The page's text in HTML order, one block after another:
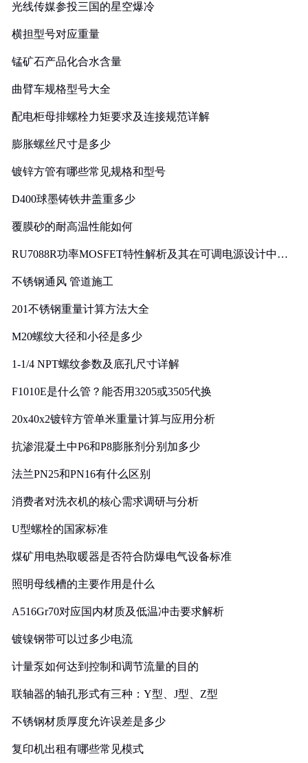
光线传媒参投三国的星空爆冷
横担型号对应重量
锰矿石产品化合水含量
曲臂车规格型号大全
配电柜母排螺栓力矩要求及连接规范详解
膨胀螺丝尺寸是多少
镀锌方管有哪些常见规格和型号
D400球墨铸铁井盖重多少
覆膜砂的耐高温性能如何
RU7088R功率MOSFET特性解析及其在可调电源设计中的
不锈钢通风 管道施工
201不锈钢重量计算方法大全
M20螺纹大径和小径是多少
1-1/4 NPT螺纹参数及底孔尺寸详解
F1010E是什么管？能否用3205或3505代换
20x40x2镀锌方管单米重量计算与应用分析
抗渗混凝土中P6和P8膨胀剂分别加多少
法兰PN25和PN16有什么区别
消费者对洗衣机的核心需求调研与分析
U型螺栓的国家标准
煤矿用电热取暖器是否符合防爆电气设备标准
照明母线槽的主要作用是什么
A516Gr70对应国内材质及低温冲击要求解析
镀镍钢带可以过多少电流
计量泵如何达到控制和调节流量的目的
联轴器的轴孔形式有三种：Y型、J型、Z型
不锈钢材质厚度允许误差是多少
复印机出租有哪些常见模式